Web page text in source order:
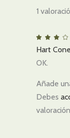
1
3
de
Hart
OK.
Añade
Debes